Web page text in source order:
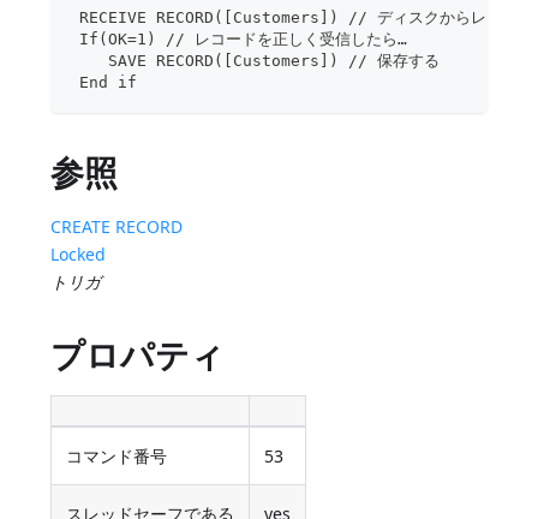
RECEIVE RECORD([Customers]) // ディスクからレコード
If(OK=1) // レコードを正しく受信したら…
SAVE RECORD([Customers]) // 保存する
End if
参照
CREATE RECORD
Locked
トリガ
プロパティ
コマンド番号 53
スレッドセーフである yes